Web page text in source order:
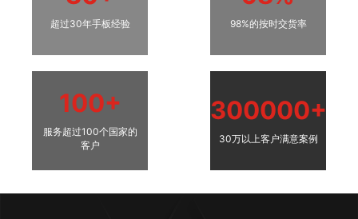
超过30年手板经验 98%的按时交货率
100+
服务超过100个国家的
客户
300000+
30万以上客户满意案例